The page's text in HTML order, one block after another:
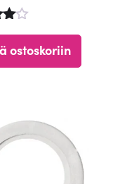
ostoskoriin